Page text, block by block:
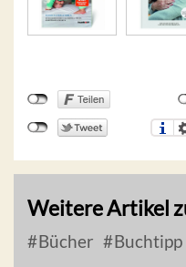
Weitere Artikel
Bücher Buchtipp